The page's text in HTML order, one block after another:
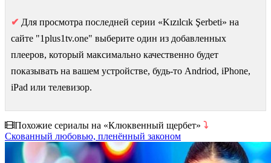
✔ Для просмотра последней серии «Kızılcık Şerbeti» на
сайте "1plus1tv.one" выберите один из добавленных
плееров, который максимально качественно будет
показывать на вашем устройстве, будь-то Andriod, iPhone,
iPad или телевизор.
Похожие сериалы на «Клюквенный щербет» ⤵
Скованный любовью, пленённый законом